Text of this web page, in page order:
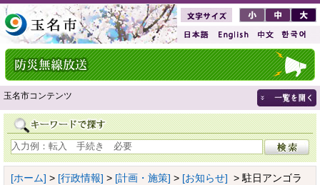
玉名市コンテンツ
[ホーム] > [行政情報] > [計画・施策] > [お知らせ] > 駐日アンゴラ